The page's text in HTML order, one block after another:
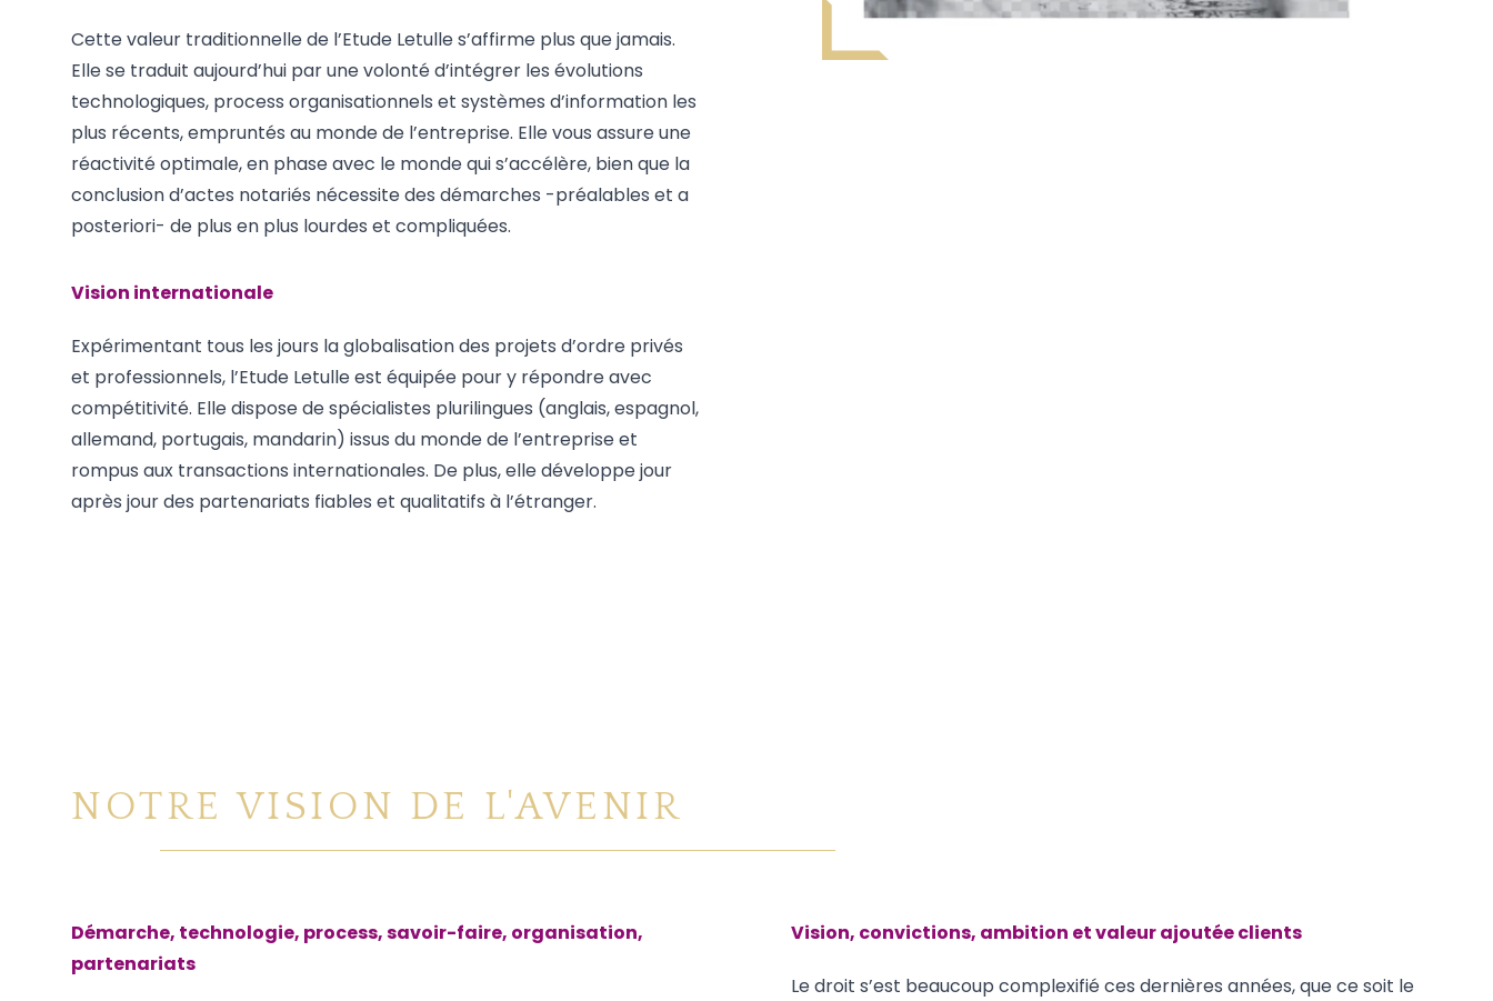
Cette valeur traditionnelle de l’Etude Letulle s’affirme plus que jamais.
Elle se traduit aujourd’hui par une volonté d’intégrer les évolutions
technologiques, process organisationnels et systèmes d’information les
plus récents, empruntés au monde de l’entreprise. Elle vous assure une
réactivité optimale, en phase avec le monde qui s’accélère, bien que la
conclusion d’actes notariés nécessite des démarches -préalables et a
posteriori- de plus en plus lourdes et compliquées.
Vision internationale
Expérimentant tous les jours la globalisation des projets d’ordre privés
et professionnels, l’Etude Letulle est équipée pour y répondre avec
compétitivité. Elle dispose de spécialistes plurilingues (anglais, espagnol,
allemand, portugais, mandarin) issus du monde de l’entreprise et
rompus aux transactions internationales. De plus, elle développe jour
après jour des partenariats fiables et qualitatifs à l’étranger.
NOTRE VISION DE L'AVENIR
Démarche, technologie, process, savoir-faire, organisation,
partenariats
Vision, convictions, ambition et valeur ajoutée clients
Le droit s’est beaucoup complexifié ces dernières années, que ce soit le